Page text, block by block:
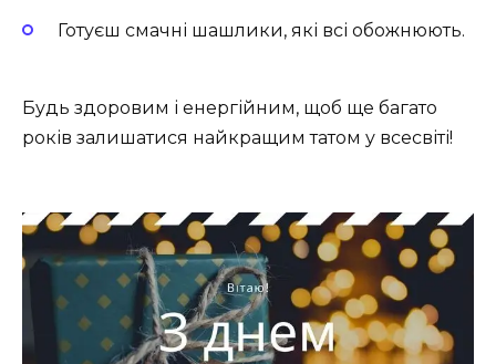
Готуєш смачні шашлики, які всі обожнюють.
Будь здоровим і енергійним, щоб ще багато
років залишатися найкращим татом у всесвіті!